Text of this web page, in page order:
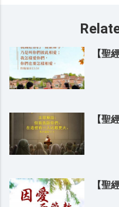
【聖
【聖
【聖